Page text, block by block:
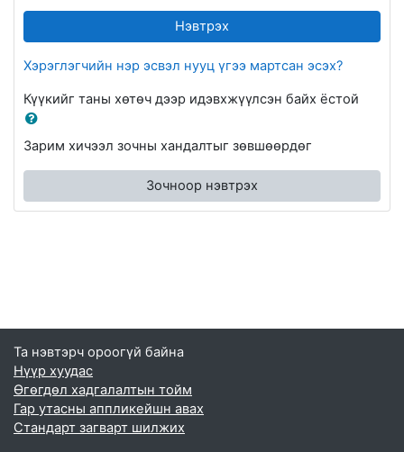
Нэвтрэх
Хэрэглэгчийн нэр эсвэл нууц үгээ мартсан эсэх?
Күүкийг таны хөтөч дээр идэвхжүүлсэн байх ёстой
Зарим хичээл зочны хандалтыг зөвшөөрдөг
Зочноор нэвтрэх
Та нэвтэрч ороогүй байна
Нүүр хуудас
Өгөгдөл хадгалалтын тойм
Гар утасны аппликейшн авах
Стандарт загварт шилжих